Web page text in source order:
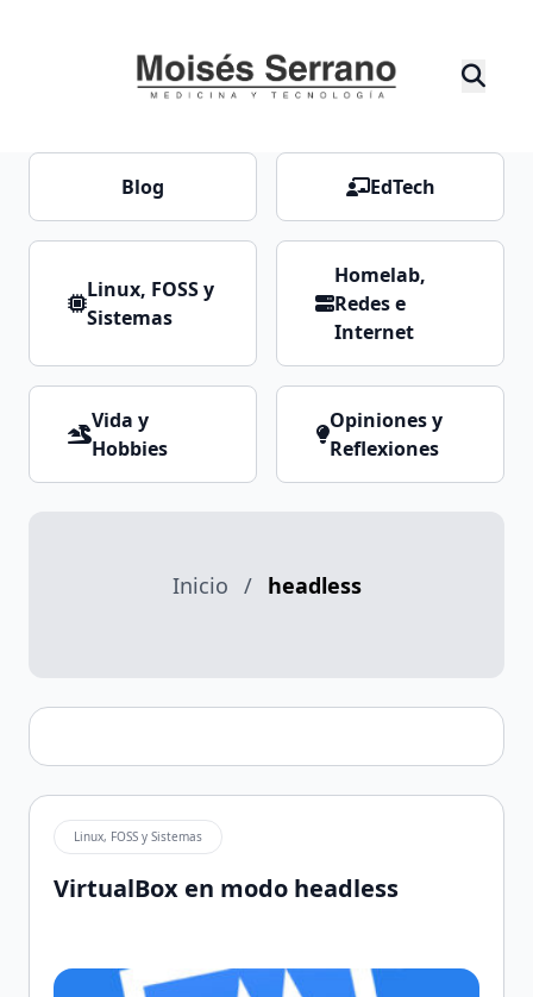
Blog EdTech
Linux, FOSS y
Sistemas
Homelab,
Redes e
Internet
Vida y
Hobbies
Opiniones y
Reflexiones
Inicio / headless
Linux, FOSS y Sistemas
VirtualBox en modo headless